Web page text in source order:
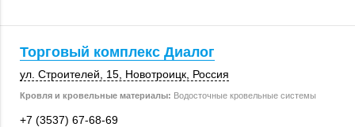
Торговый комплекс Диалог
ул. Строителей, 15 Новотроицк Россия
Кровля и кровельные материалы: Водосточные кровельные системы
+7 (3537) 67-68-69